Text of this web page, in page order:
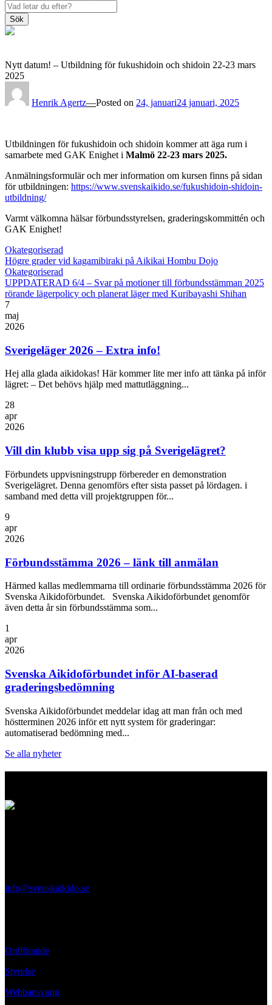
Sök
Nytt datum! – Utbildning för fukushidoin och shidoin 22-23 mars
2025
Henrik Agertz—Posted on 24, januari24 januari, 2025
Utbildningen för fukushidoin och shidoin kommer att äga rum i
samarbete med GAK Enighet i Malmö 22-23 mars 2025.
Anmälningsformulär och mer information om kursen finns på sidan
för utbildningen: https://www.svenskaikido.se/fukushidoin-shidoin-
utbildning/
Varmt välkomna hälsar förbundsstyrelsen, graderingskommittén och
GAK Enighet!
Okategoriserad
Högre grader vid kagamibiraki på Aikikai Hombu Dojo
Okategoriserad
UPPDATERAD 6/4 – Svar på motioner till förbundsstämman 2025
rörande lägerpolicy och planerat läger med Kuribayashi Shihan
7
maj
2026
Sverigeläger 2026 – Extra info!
Hej alla glada aikidokas! Här kommer lite mer info att tänka på inför
lägret: – Det behövs hjälp med mattutläggning...
28
apr
2026
Vill din klubb visa upp sig på Sverigelägret?
Förbundets uppvisningstrupp förbereder en demonstration
Sverigelägret. Denna genomförs efter sista passet på lördagen. i
samband med detta vill projektgruppen för...
9
apr
2026
Förbundsstämma 2026 – länk till anmälan
Härmed kallas medlemmarna till ordinarie förbundsstämma 2026 för
Svenska Aikidoförbundet. Svenska Aikidoförbundet genomför
även detta år sin förbundsstämma som...
1
apr
2026
Svenska Aikidoförbundet inför AI-baserad
graderingsbedömning
Svenska Aikidoförbundet meddelar idag att man från och med
höstterminen 2026 inför ett nytt system för graderingar:
automatiserad bedömning med...
Se alla nyheter
info@svenskaikido.se
Ordförande
Styrelse
Webbansvarig